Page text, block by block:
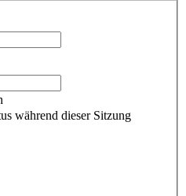
während dieser Sitzung